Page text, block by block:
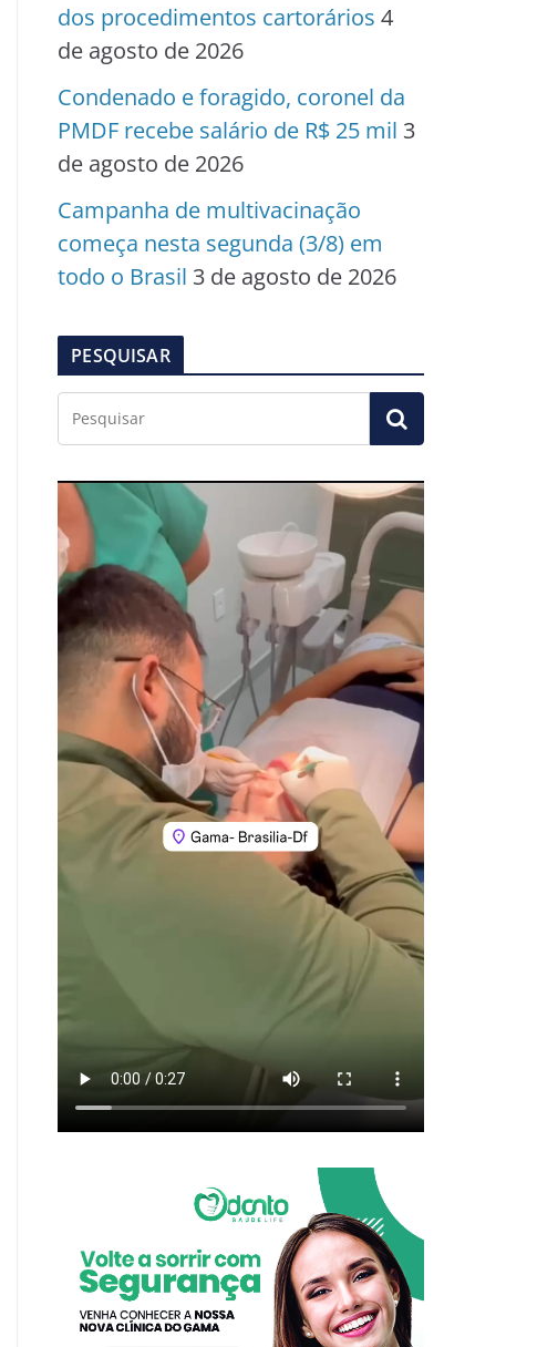
dos procedimentos cartorários 4
de agosto de 2026
Condenado e foragido, coronel da
PMDF recebe salário de R$ 25 mil 3
de agosto de 2026
Campanha de multivacinação
começa nesta segunda (3/8) em
todo o Brasil 3 de agosto de 2026
PESQUISAR